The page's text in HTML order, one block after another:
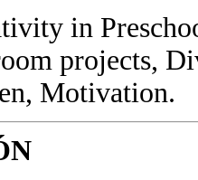
in
projects,
Motivation.